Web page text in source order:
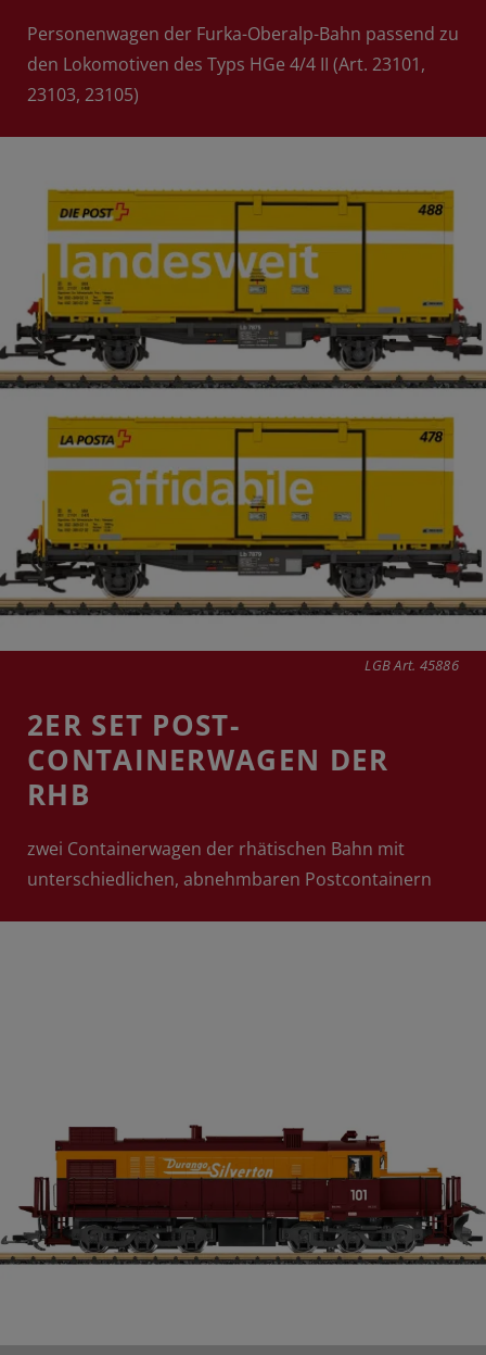
Personenwagen der Furka-Oberalp-Bahn passend zu
den Lokomotiven des Typs HGe 4/4 II (Art. 23101,
23103, 23105)
LGB Art. 45886
2ER SET POST-
CONTAINERWAGEN DER
RHB
zwei Containerwagen der rhätischen Bahn mit
unterschiedlichen, abnehmbaren Postcontainern